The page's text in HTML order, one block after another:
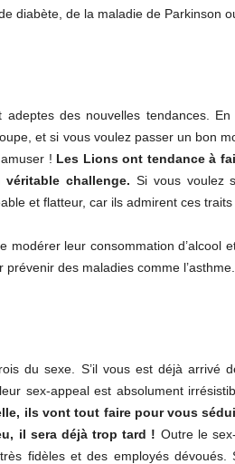
diabète, de la maladie de Parkinson
des nouvelles tendances.
et si vous voulez passer un bon
! Les Lions ont tendance à
challenge. Si vous voulez
et flatteur, car ils admirent ces traits
modérer leur consommation d’alcool
des maladies comme l’asthme.
du sexe. S’il vous est déjà arrivé
sex-appeal est absolument
ils vont tout faire pour vous
il sera déjà trop tard ! Outre le
fidèles et des employés dévoués.